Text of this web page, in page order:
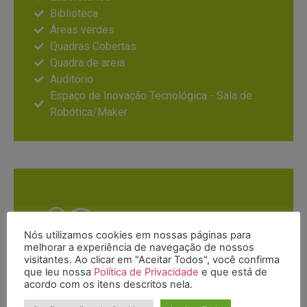
Biblioteca
Áreas verdes
Quadras Cobertas
Quadra de areia
Auditório
Espaço de Inovação Tecnológica - Sala de
Robótica/Maker
Ensino Médio
Nós utilizamos cookies em nossas páginas para
melhorar a experiência de navegação de nossos
visitantes. Ao clicar em "Aceitar Todos", você confirma
que leu nossa Política de Privacidade e que está de
acordo com os itens descritos nela.